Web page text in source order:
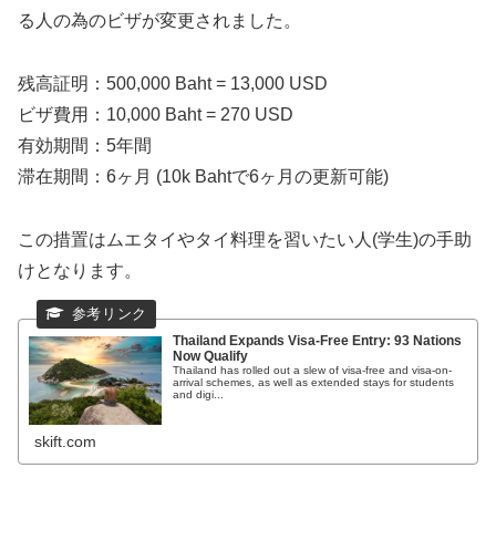
る人の為のビザが変更されました。
残高証明：500,000 Baht = 13,000 USD
ビザ費用：10,000 Baht = 270 USD
有効期間：5年間
滞在期間：6ヶ月 (10k Bahtで6ヶ月の更新可能)
この措置はムエタイやタイ料理を習いたい人(学生)の手助
けとなります。
Thailand Expands Visa-Free Entry: 93 Nations
Now Qualify
Thailand has rolled out a slew of visa-free and visa-on-
arrival schemes, as well as extended stays for students
and digi...
skift.com